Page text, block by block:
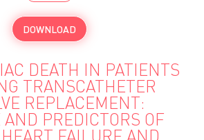
DOWNLOAD
DEATH IN PATIENTS
TRANSCATHETER
REPLACEMENT:
PREDICTORS OF
FAILURE AND